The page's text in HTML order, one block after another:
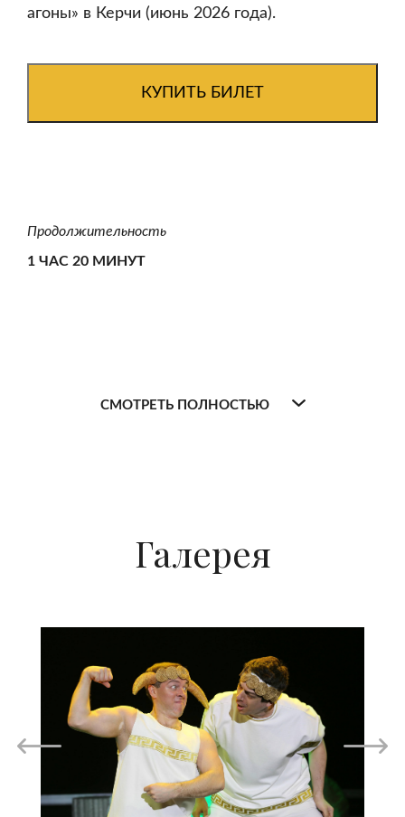
агоны» в Керчи (июнь 2026 года).
КУПИТЬ БИЛЕТ
Продолжительность
1 ЧАС 20 МИНУТ
СМОТРЕТЬ ПОЛНОСТЬЮ
Галерея